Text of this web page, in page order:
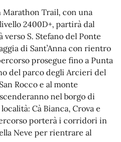
Trail, con una
2400D+, partirà dal
S. Stefano del Ponte
di Sant’Anna con rientro
prosegue fino a Punta
del parco degli Arcieri del
Rocco e al monte
nel borgo di
Cà Bianca, Crova e
porterà i corridori in
Neve per rientrare al